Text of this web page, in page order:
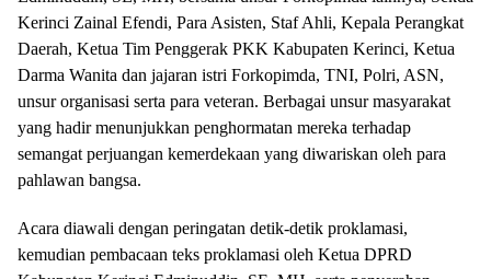
Kerinci Zainal Efendi, Para Asisten, Staf Ahli, Kepala Perangkat
Daerah, Ketua Tim Penggerak PKK Kabupaten Kerinci, Ketua
Darma Wanita dan jajaran istri Forkopimda, TNI, Polri, ASN,
unsur organisasi serta para veteran. Berbagai unsur masyarakat
yang hadir menunjukkan penghormatan mereka terhadap
semangat perjuangan kemerdekaan yang diwariskan oleh para
pahlawan bangsa.
Acara diawali dengan peringatan detik-detik proklamasi,
kemudian pembacaan teks proklamasi oleh Ketua DPRD